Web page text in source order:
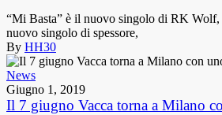
“Mi Basta” è il nuovo singolo di RK Wolf,
nuovo singolo di spessore,
By HH30
News
Giugno 1, 2019
Il 7 giugno Vacca torna a Milano